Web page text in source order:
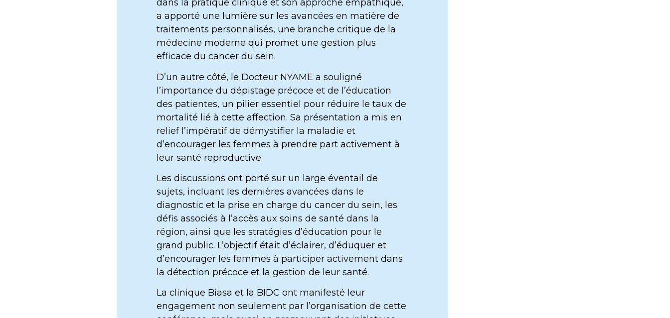
dans la pratique clinique et son approche empathique,
a apporté une lumière sur les avancées en matière de
traitements personnalisés, une branche critique de la
médecine moderne qui promet une gestion plus
efficace du cancer du sein.
D’un autre côté, le Docteur NYAME a souligné
l’importance du dépistage précoce et de l’éducation
des patientes, un pilier essentiel pour réduire le taux de
mortalité lié à cette affection. Sa présentation a mis en
relief l’impératif de démystifier la maladie et
d’encourager les femmes à prendre part activement à
leur santé reproductive.
Les discussions ont porté sur un large éventail de
sujets, incluant les dernières avancées dans le
diagnostic et la prise en charge du cancer du sein, les
défis associés à l’accès aux soins de santé dans la
région, ainsi que les stratégies d’éducation pour le
grand public. L’objectif était d’éclairer, d’éduquer et
d’encourager les femmes à participer activement dans
la détection précoce et la gestion de leur santé.
La clinique Biasa et la BIDC ont manifesté leur
engagement non seulement par l’organisation de cette